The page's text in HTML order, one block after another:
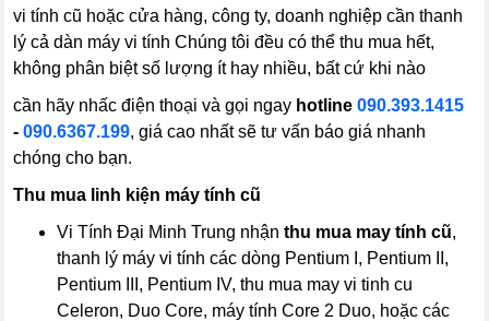
vi tính cũ hoặc cửa hàng, công ty, doanh nghiệp cần thanh
lý cả dàn máy vi tính Chúng tôi đều có thể thu mua hết,
không phân biệt số lượng ít hay nhiều, bất cứ khi nào
cần hãy nhấc điện thoại và gọi ngay hotline090.393.1415
-090.6367.199, giá cao nhất sẽ tư vấn báo giá nhanh
chóng cho bạn.
Thu mua linh kiện máy tính cũ
Vi Tính Đại Minh Trung nhậnthu mua may tính cũ,
thanh lý máy vi tính các dòng Pentium I, Pentium II,
Pentium III, Pentium IV, thu mua may vi tinh cu
Celeron, Duo Core, máy tính Core 2 Duo, hoặc các